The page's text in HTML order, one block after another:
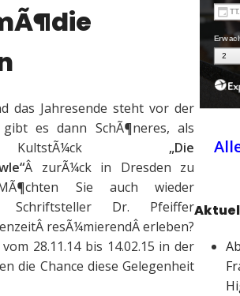
das Jahresende steht vor der
es dann SchÃ¶neres, als
„Die
Â zurÃ¼ck in Dresden zu
Sie auch wieder
Schriftsteller Dr. Pfeiffer
resÃ¼mierendÂ erleben?
28.11.14 bis 14.02.15 in der
die Chance diese Gelegenheit